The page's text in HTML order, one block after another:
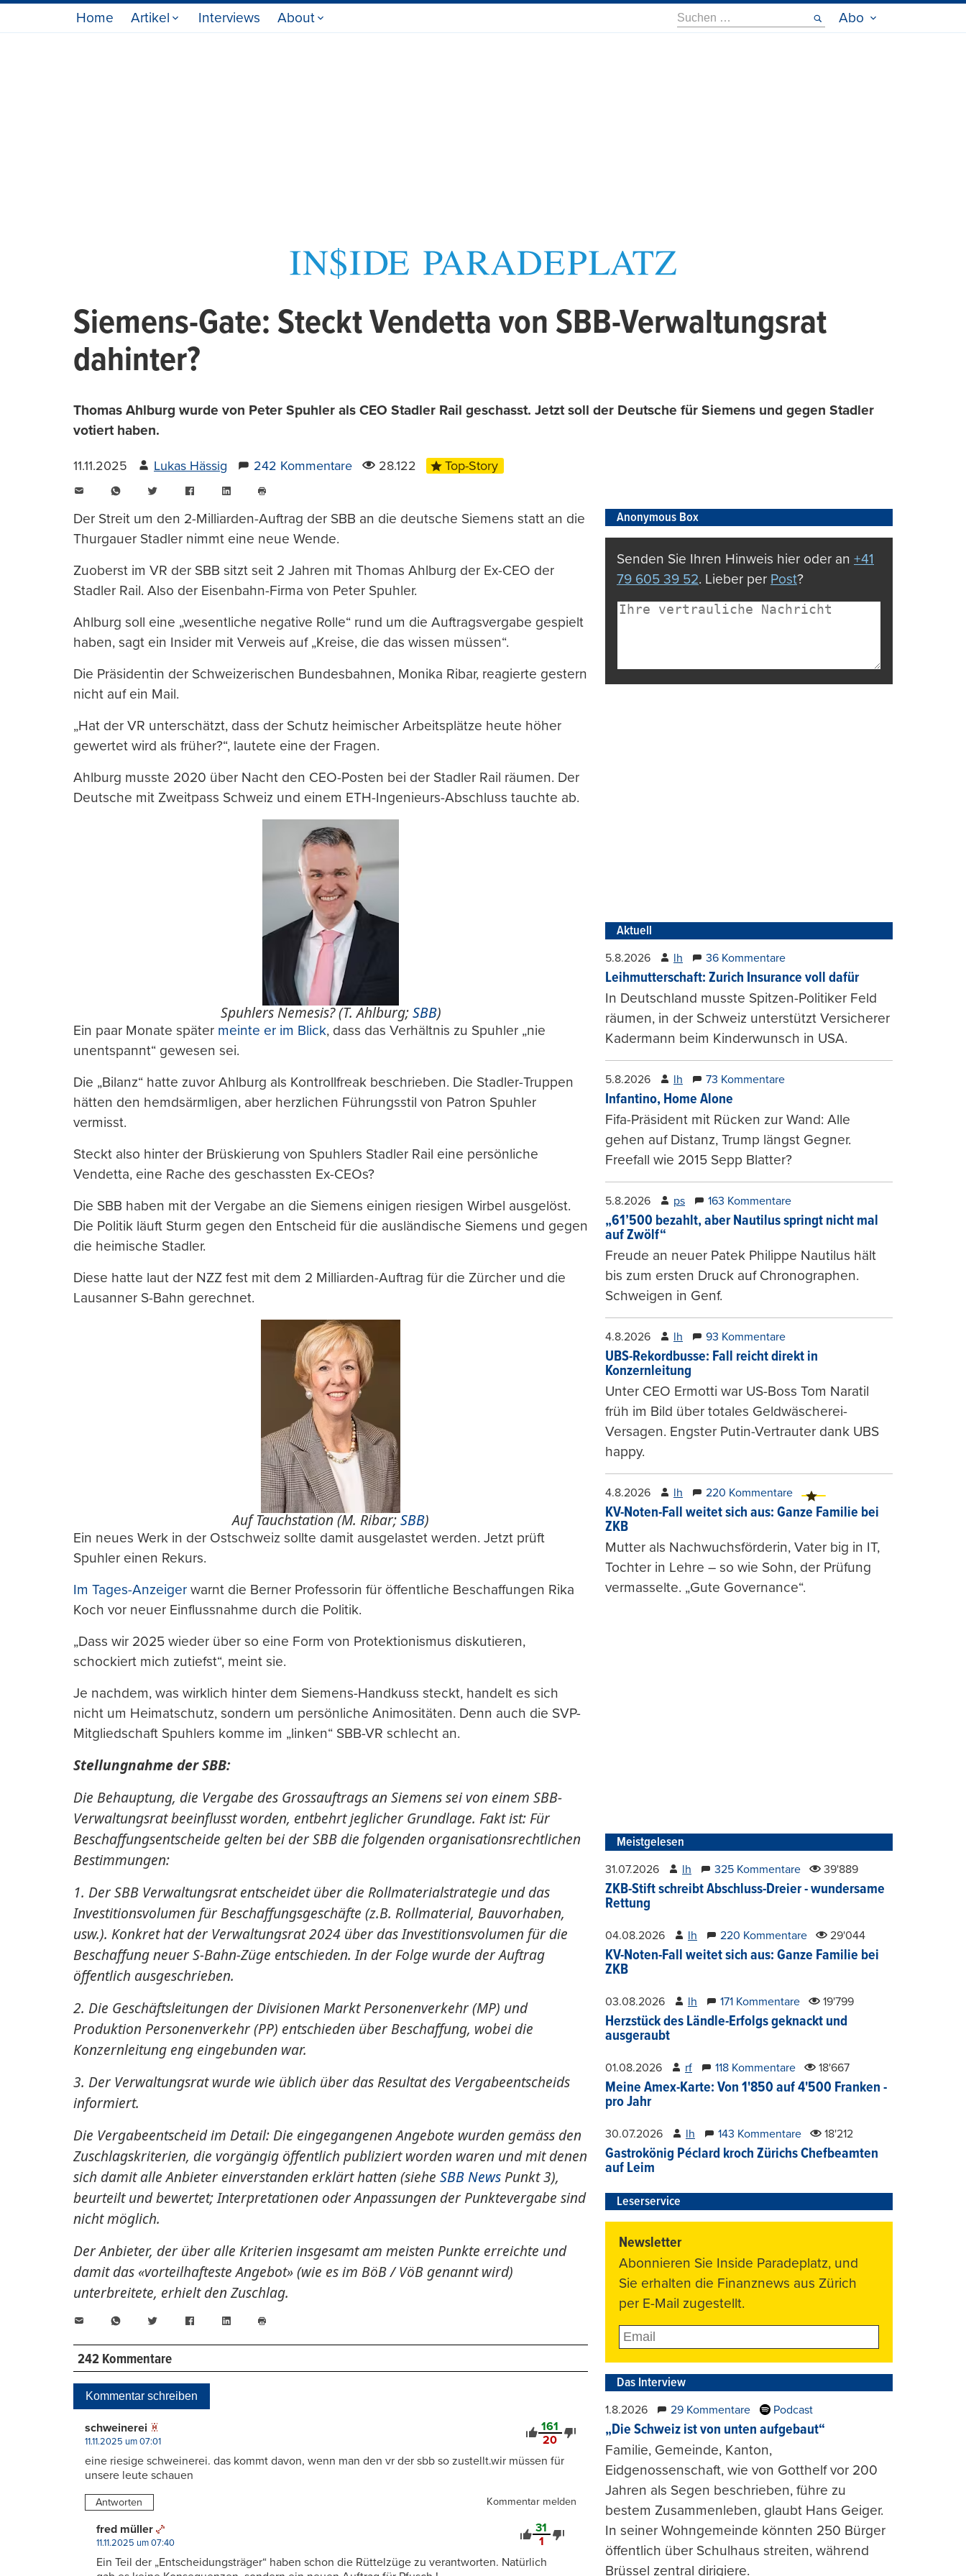
Home Artikel Interviews About
Suche
nach:
Abo
Siemens-Gate: Steckt Vendetta von SBB-Verwaltungsrat
dahinter?
Thomas Ahlburg wurde von Peter Spuhler als CEO Stadler Rail geschasst. Jetzt soll der Deutsche für Siemens und gegen Stadler
votiert haben.
11.11.2025 Lukas Hässig 242 Kommentare 28.122 Top-Story
WhatsAppTwitter FacebookLinkedIn
drucken
Der Streit um den 2-Milliarden-Auftrag der SBB an die deutsche Siemens statt an die
Thurgauer Stadler nimmt eine neue Wende.
Zuoberst im VR der SBB sitzt seit 2 Jahren mit Thomas Ahlburg der Ex-CEO der
Stadler Rail. Also der Eisenbahn-Firma von Peter Spuhler.
Ahlburg soll eine „wesentliche negative Rolle“ rund um die Auftragsvergabe gespielt
haben, sagt ein Insider mit Verweis auf „Kreise, die das wissen müssen“.
Die Präsidentin der Schweizerischen Bundesbahnen, Monika Ribar, reagierte gestern
nicht auf ein Mail.
„Hat der VR unterschätzt, dass der Schutz heimischer Arbeitsplätze heute höher
gewertet wird als früher?“, lautete eine der Fragen.
Ahlburg musste 2020 über Nacht den CEO-Posten bei der Stadler Rail räumen. Der
Deutsche mit Zweitpass Schweiz und einem ETH-Ingenieurs-Abschluss tauchte ab.
Spuhlers Nemesis? (T. Ahlburg;SBB)
Ein paar Monate später meinte er im Blick, dass das Verhältnis zu Spuhler „nie
unentspannt“ gewesen sei.
Die „Bilanz“ hatte zuvor Ahlburg als Kontrollfreak beschrieben. Die Stadler-Truppen
hätten den hemdsärmligen, aber herzlichen Führungsstil von Patron Spuhler
vermisst.
Steckt also hinter der Brüskierung von Spuhlers Stadler Rail eine persönliche
Vendetta, eine Rache des geschassten Ex-CEOs?
Die SBB haben mit der Vergabe an die Siemens einigen riesigen Wirbel ausgelöst.
Die Politik läuft Sturm gegen den Entscheid für die ausländische Siemens und gegen
die heimische Stadler.
Diese hatte laut der NZZ fest mit dem 2 Milliarden-Auftrag für die Zürcher und die
Lausanner S-Bahn gerechnet.
Auf Tauchstation (M. Ribar;SBB)
Ein neues Werk in der Ostschweiz sollte damit ausgelastet werden. Jetzt prüft
Spuhler einen Rekurs.
Im Tages-Anzeiger warnt die Berner Professorin für öffentliche Beschaffungen Rika
Koch vor neuer Einflussnahme durch die Politik.
„Dass wir 2025 wieder über so eine Form von Protektionismus diskutieren,
schockiert mich zutiefst“, meint sie.
Je nachdem, was wirklich hinter dem Siemens-Handkuss steckt, handelt es sich
nicht um Heimatschutz, sondern um persönliche Animositäten. Denn auch die SVP-
Mitgliedschaft Spuhlers komme im „linken“ SBB-VR schlecht an.
Stellungnahme der SBB:
Die Behauptung, die Vergabe des Grossauftrags an Siemens sei von einem SBB-
Verwaltungsrat beeinflusst worden, entbehrt jeglicher Grundlage. Fakt ist: Für
Beschaffungsentscheide gelten bei der SBB die folgenden organisationsrechtlichen
Bestimmungen:
1. Der SBB Verwaltungsrat entscheidet über die Rollmaterialstrategie und das
Investitionsvolumen für Beschaffungsgeschäfte (z.B. Rollmaterial, Bauvorhaben,
usw.). Konkret hat der Verwaltungsrat 2024 über das Investitionsvolumen für die
Beschaffung neuer S-Bahn-Züge entschieden. In der Folge wurde der Auftrag
öffentlich ausgeschrieben.
2. Die Geschäftsleitungen der Divisionen Markt Personenverkehr (MP) und
Produktion Personenverkehr (PP) entschieden über Beschaffung, wobei die
Konzernleitung eng eingebunden war.
3. Der Verwaltungsrat wurde wie üblich über das Resultat des Vergabeentscheids
informiert.
Die Vergabeentscheid im Detail: Die eingegangenen Angebote wurden gemäss den
Zuschlagskriterien, die vorgängig öffentlich publiziert worden waren und mit denen
sich damit alle Anbieter einverstanden erklärt hatten (siehe SBB NewsPunkt 3),
beurteilt und bewertet; Interpretationen oder Anpassungen der Punktevergabe sind
nicht möglich.
Der Anbieter, der über alle Kriterien insgesamt am meisten Punkte erreichte und
damit das «vorteilhafteste Angebot» (wie es im BöB / VöB genannt wird)
unterbreitete, erhielt den Zuschlag.
WhatsAppTwitter FacebookLinkedIn
drucken
242 Kommentare
Kommentar schreiben
161
20
schweinerei
11.11.2025 um 07:01
eine riesige schweinerei. das kommt davon, wenn man den vr der sbb so zustellt.wir müssen für
unsere leute schauen
Antworten Kommentar melden
31
1
fred müller
11.11.2025 um 07:40
Ein Teil der „Entscheidungsträger“ haben schon die Rüttelzüge zu verantworten. Natürlich
Anonymous Box
Senden Sie Ihren Hinweis hier oder an +41
79 605 39 52. Lieber per Post?
Aktuell
5.8.2026 lh 36 Kommentare
Leihmutterschaft: Zurich Insurance voll dafür
In Deutschland musste Spitzen-Politiker Feld
räumen, in der Schweiz unterstützt Versicherer
Kadermann beim Kinderwunsch in USA.
5.8.2026 lh 73 Kommentare
Infantino, Home Alone
Fifa-Präsident mit Rücken zur Wand: Alle
gehen auf Distanz, Trump längst Gegner.
Freefall wie 2015 Sepp Blatter?
5.8.2026 ps 163 Kommentare
„61’500 bezahlt, aber Nautilus springt nicht mal
auf Zwölf“
Freude an neuer Patek Philippe Nautilus hält
bis zum ersten Druck auf Chronographen.
Schweigen in Genf.
4.8.2026 lh 93 Kommentare
UBS-Rekordbusse: Fall reicht direkt in
Konzernleitung
Unter CEO Ermotti war US-Boss Tom Naratil
früh im Bild über totales Geldwäscherei-
Versagen. Engster Putin-Vertrauter dank UBS
happy.
4.8.2026 lh 220 Kommentare
KV-Noten-Fall weitet sich aus: Ganze Familie bei
ZKB
Mutter als Nachwuchsförderin, Vater big in IT,
Tochter in Lehre – so wie Sohn, der Prüfung
vermasselte. „Gute Governance“.
Meistgelesen
31.07.2026 lh 325 Kommentare 39'889
ZKB-Stift schreibt Abschluss-Dreier - wundersame
Rettung
04.08.2026 lh 220 Kommentare 29'044
KV-Noten-Fall weitet sich aus: Ganze Familie bei
ZKB
03.08.2026 lh 171 Kommentare 19'799
Herzstück des Ländle-Erfolgs geknackt und
ausgeraubt
01.08.2026 rf 118 Kommentare 18'667
Meine Amex-Karte: Von 1'850 auf 4'500 Franken -
pro Jahr
30.07.2026 lh 143 Kommentare 18'212
Gastrokönig Péclard kroch Zürichs Chefbeamten
auf Leim
Leserservice
Newsletter
Abonnieren Sie Inside Paradeplatz, und
Sie erhalten die Finanznews aus Zürich
per E-Mail zugestellt.
Das Interview
1.8.2026 29 Kommentare Podcast
„Die Schweiz ist von unten aufgebaut“
Familie, Gemeinde, Kanton,
Eidgenossenschaft, wie von Gotthelf vor 200
Jahren als Segen beschrieben, führe zu
bestem Zusammenleben, glaubt Hans Geiger.
In seiner Wohngemeinde könnten 250 Bürger
öffentlich über Schulhaus streiten, während
Brüssel zentral dirigiere.